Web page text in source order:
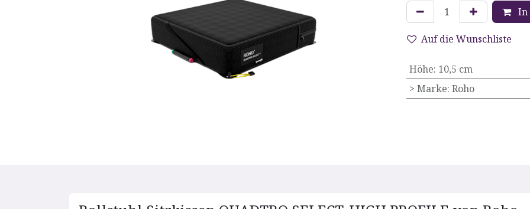
In
Auf die Wunschliste
Höhe: 10,5 cm
> Marke: Roho